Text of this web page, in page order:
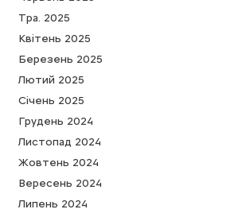
Тра. 2025
Квітень 2025
Березень 2025
Лютий 2025
Cічень 2025
Грудень 2024
Листопад 2024
Жовтень 2024
Вересень 2024
Липень 2024